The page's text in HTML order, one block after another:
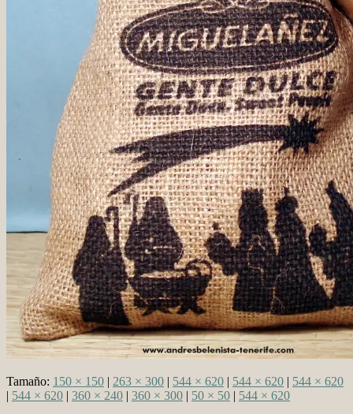
Tamaño: 150 × 150 | 263 × 300 | 544 × 620 | 544 × 620 | 544 × 620
| 544 × 620 | 360 × 240 | 360 × 300 | 50 × 50 | 544 × 620